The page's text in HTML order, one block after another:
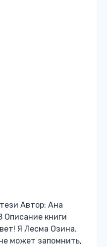
Автор: Ана
Описание книги
Я Лесма Озина.
может запомнить,